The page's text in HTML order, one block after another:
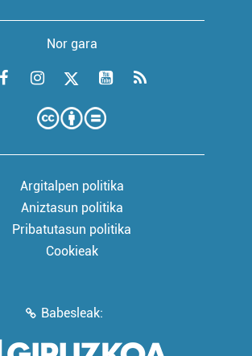
Nor gara
Argitalpen politika
Aniztasun politika
Pribatutasun politika
Cookieak
Babesleak: